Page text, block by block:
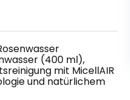
(400 ml),
mit MicellAIR
und natürlichem